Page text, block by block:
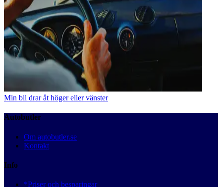
Min bil drar åt höger eller vänster
Autobutler
Om autobutler.se
Kontakt
Info
*Priser och besparingar